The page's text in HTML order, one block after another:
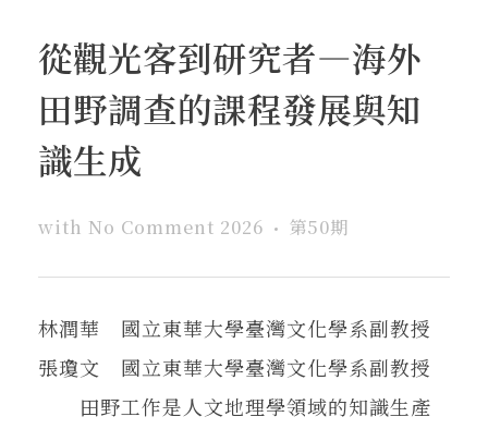
在地實踐
關鍵詞
書評書介
東華風景
從觀光客到研究者—海外
田野調查的課程發展與知
識生成
with No Comment 2026 第50期
林潤華 國立東華大學臺灣文化學系副教授
張瓊文 國立東華大學臺灣文化學系副教授
田野工作是人文地理學領域的知識生產